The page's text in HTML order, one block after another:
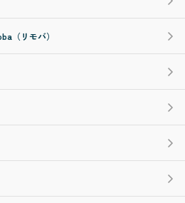
（リモバ）